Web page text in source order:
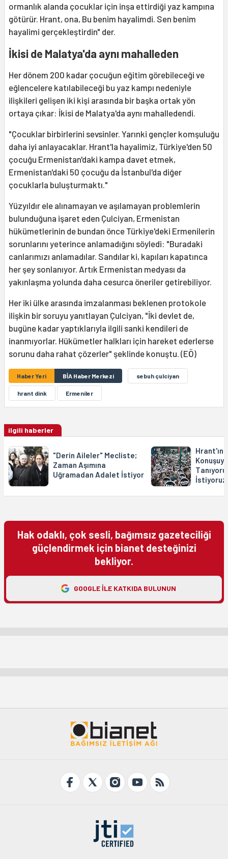
ormanlık alanda çocuklar için inşa ettirdiği yaz kampına
götürür. Hrant, ona, Bu benim hayalimdi. Sen benim
hayalimi gerçekleştirdin" der.
İkisi de Malatya'da aynı mahalleden
Her dönem 200 kadar çocuğun eğitim görebileceği ve
eğlencelere katılabileceği bu yaz kampı nedeniyle
ilişkileri gelişen iki kişi arasında bir başka ortak yön
ortaya çıkar: İkisi de Malatya'da aynı mahalledendi.
"Çocuklar birbirlerini sevsinler. Yarınki gençler komşuluğu
daha iyi anlayacaklar. Hrant'la hayalimiz, Türkiye'den 50
çocuğu Ermenistan'daki kampa davet etmek,
Ermenistan'daki 50 çocuğu da İstanbul'da diğer
çocuklarla buluşturmaktı."
Yüzyıldır ele alınamayan ve aşılamayan problemlerin
bulunduğuna işaret eden Çulciyan, Ermenistan
hükümetlerinin de bundan önce Türkiye'deki Ermenilerin
sorunlarını yeterince anlamadığını söyledi: "Buradaki
canlarımızı anlamadılar. Sandılar ki, kapıları kapatınca
her şey sonlanıyor. Artık Ermenistan medyası da
yakınlaşma yolunda daha cesurca öneriler getirebiliyor.
Her iki ülke arasında imzalanması beklenen protokole
ilişkin bir soruyu yanıtlayan Çulciyan, "İki devlet de,
bugüne kadar yaptıklarıyla ilgili sanki kendileri de
inanmıyorlar. Hükümetler halkları için hareket ederlerse
sorunu daha rahat çözerler" şeklinde konuştu. (EÖ)
Haber Yeri BİA Haber Merkezi sebuh çulciyan
hrant dink Ermeniler
ilgili haberler
"Derin Aileler" Mecliste;
Zaman Aşımına
Uğramadan Adalet İstiyor
Hrant'ın
İstiyoruz
Hak odaklı, çok sesli, bağımsız gazeteciliği
güçlendirmek için bianet desteğinizi
bekliyor.
GOOGLE ILE KATKIDA BULUNUN